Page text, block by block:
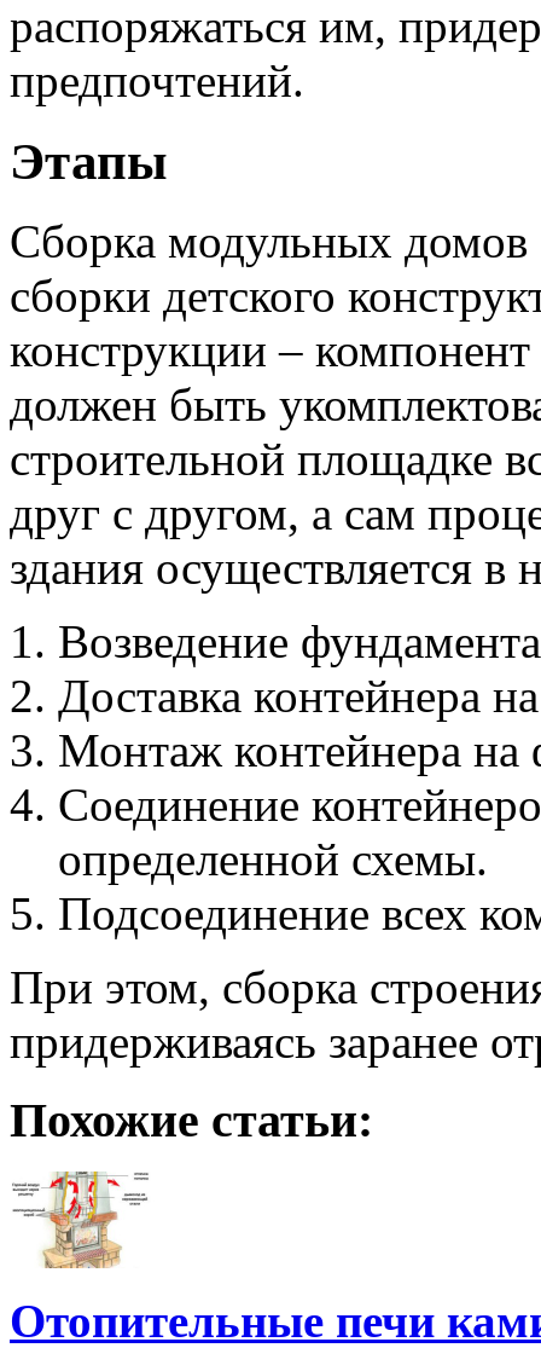
распоряжаться им,
предпочтений.
Этапы
Сборка модульных домов
сборки детского
конструкции –
должен быть
строительной площадке
друг с другом, а сам
здания осуществляется в
Возведение
Доставка контейнера
Монтаж контейнера на
Соединение
определенной схемы.
Подсоединение всех
При этом, сборка
придерживаясь заранее
Похожие статьи:
Отопительные печи